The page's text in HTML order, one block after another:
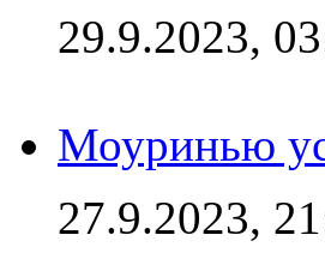
29.9.2023,
Моуринью
27.9.2023,